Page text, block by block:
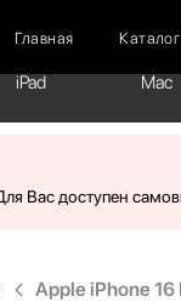
Главная Каталог
iPad Mac
Вас доступен
Apple iPhone 16